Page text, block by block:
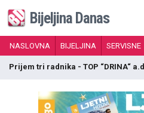
Bijeljina Danas
NASLOVNA BIJELJINA SERVISNE
Komercijalista na terenu - D.o.o. "...